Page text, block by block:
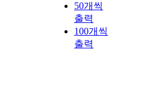
50개씩
출력
100개씩
출력